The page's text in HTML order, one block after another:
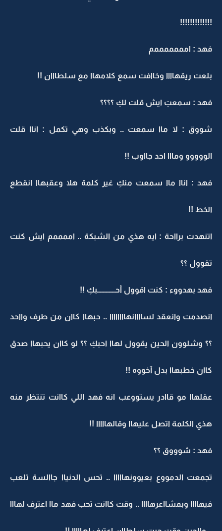
!!!!!!!!!!!!!
فهد : امممممممم
بلعت ريقهاااا وخاافت سمع كلامهاا مع سلطااان !!
فهد : سمعتِ ايش قلت لكِ ؟؟؟؟
شووق : لا ماا سمعت .. وبكذب وهي تكمل : اناا قلت
الووووو ومااا احد جااوب !!
فهد : اناا ماا سمعت منكِ غير كلمة هلا وعقبهاا انقطع
الخط !!
اتنهدت برااحة : ايه هذي من الشبكة .. اممممم ايش كنت
تقوول ؟؟
فهد بهدووء : كنت اقوول أحــــــــــــبكِ !!
انصدمت وانعقد لساااانهاااااااا .. حبهاا كاان من طرف وااحد
؟؟ وشلوون الحين يقوول لهاا احبكِ ؟؟ لو كاان يحبهاا صدق
كاان خطبهاا بدل آخووه !!
عقلهاا مو قاادر يستووعب انه فهد اللي كاانت تنتظر منه
هذي الكلمة اتصل عليهاا وقالهااااا !!
فهد : شوووق ؟؟
تجمعت الدمووع بعيوونهااااا .. تحس الدنياا جاالسة تلعب
فيهاااا وبمشااعرهاااا .. وقت كاانت تحب فهد ماا اعترف لهااا